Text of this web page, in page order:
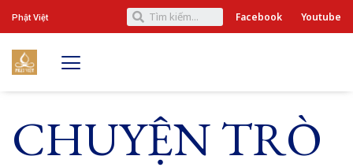
Phật Việt Facebook Youtube
CHUYỆN TRÒ